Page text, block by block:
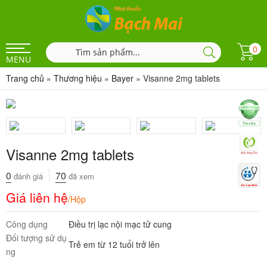
MENU
0
Trang chủ » Thương hiệu » Bayer » Visanne 2mg tablets
Visanne 2mg tablets
0 đánh giá 70 đã xem
Giá liên hệ/Hộp
Công dụng
Điều trị lạc nội mạc tử cung
Đối tượng sử dụ
ng
Trẻ em từ 12 tuổi trở lên